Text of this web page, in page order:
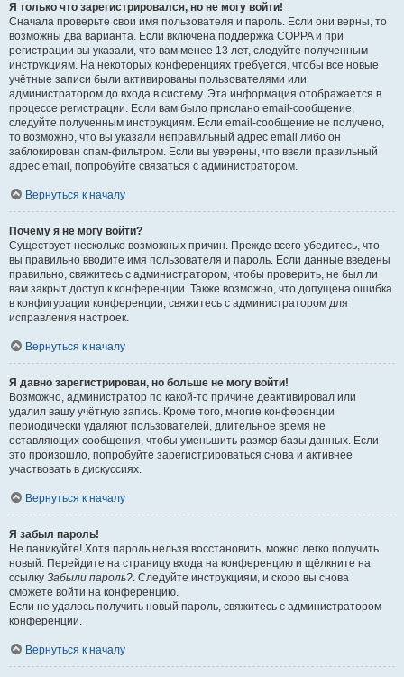
Я только что зарегистрировался, но не могу войти!
Сначала проверьте свои имя пользователя и пароль. Если они верны, то
возможны два варианта. Если включена поддержка COPPA и при
регистрации вы указали, что вам менее 13 лет, следуйте полученным
инструкциям. На некоторых конференциях требуется, чтобы все новые
учётные записи были активированы пользователями или
администратором до входа в систему. Эта информация отображается в
процессе регистрации. Если вам было прислано email-сообщение,
следуйте полученным инструкциям. Если email-сообщение не получено,
то возможно, что вы указали неправильный адрес email либо он
заблокирован спам-фильтром. Если вы уверены, что ввели правильный
адрес email, попробуйте связаться с администратором.
Вернуться к началу
Почему я не могу войти?
Существует несколько возможных причин. Прежде всего убедитесь, что
вы правильно вводите имя пользователя и пароль. Если данные введены
правильно, свяжитесь с администратором, чтобы проверить, не был ли
вам закрыт доступ к конференции. Также возможно, что допущена ошибка
в конфигурации конференции, свяжитесь с администратором для
исправления настроек.
Вернуться к началу
Я давно зарегистрирован, но больше не могу войти!
Возможно, администратор по какой-то причине деактивировал или
удалил вашу учётную запись. Кроме того, многие конференции
периодически удаляют пользователей, длительное время не
оставляющих сообщения, чтобы уменьшить размер базы данных. Если
это произошло, попробуйте зарегистрироваться снова и активнее
участвовать в дискуссиях.
Вернуться к началу
Я забыл пароль!
Не паникуйте! Хотя пароль нельзя восстановить, можно легко получить
новый. Перейдите на страницу входа на конференцию и щёлкните на
ссылку Забыли пароль?. Следуйте инструкциям, и скоро вы снова
сможете войти на конференцию.
Если не удалось получить новый пароль, свяжитесь с администратором
конференции.
Вернуться к началу